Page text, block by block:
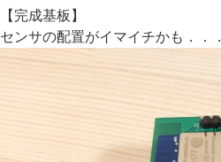
【完成基板】
センサの配置がイマイチかも．．．